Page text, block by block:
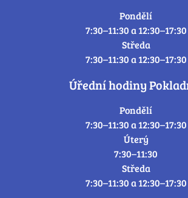
Pondělí
7:30–11:30 a 12:30–17:30
Středa
7:30–11:30 a 12:30–17:30
Úřední hodiny
Pondělí
7:30–11:30 a 12:30–17:30
Úterý
7:30–11:30
Středa
7:30–11:30 a 12:30–17:30